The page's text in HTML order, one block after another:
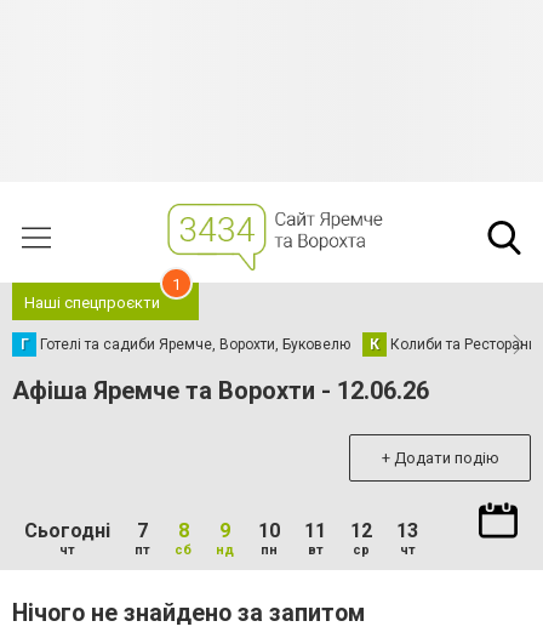
Наші спецпроєкти
1
Г Готелі та садиби Яремче, Ворохти, Буковелю К Колиби та Ресторани
Афіша Яремче та Ворохти - 12.06.26
+ Додати подію
Сьогодні
чт
7
пт
8
сб
9
нд
10
пн
11
вт
12
ср
13
чт
Нічого не знайдено за запитом